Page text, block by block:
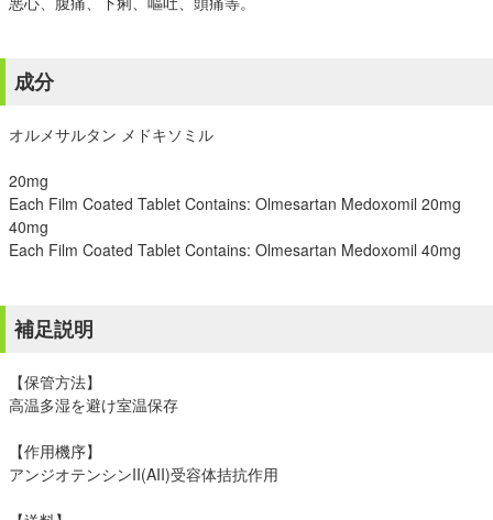
成分
オルメサルタン メドキソミル
20mg
Each Film Coated Tablet Contains: Olmesartan Medoxomil 20mg
40mg
Each Film Coated Tablet Contains: Olmesartan Medoxomil 40mg
補足説明
【保管方法】
高温多湿を避け室温保存
【作用機序】
アンジオテンシンII(AII)受容体拮抗作用